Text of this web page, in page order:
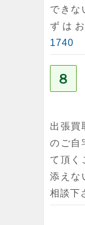
できな
ずは
1740
８
出張買
のご自
て頂く
添えな
相談下